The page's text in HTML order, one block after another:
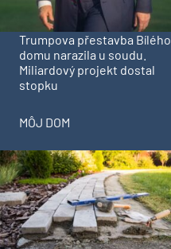
Trumpova přestavba Bílého
domu narazila u soudu.
Miliardový projekt dostal
stopku
MÔJ DOM